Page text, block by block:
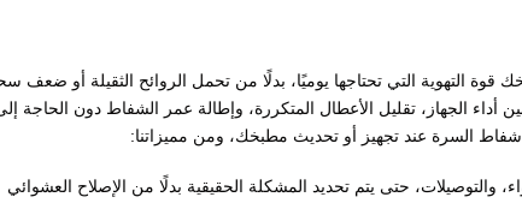
التهوية التي تحتاجها يوميًا، بدلًا من تحمل الروائح الثقيلة أو ضعف
أداء الجهاز، تقليل الأعطال المتكررة، وإطالة عمر الشفاط دون الحاجة
السرة عند تجهيز أو تحديث مطبخك، ومن مميزاتنا:
حتى يتم تحديد المشكلة الحقيقية بدلًا من الإصلاح العشوائي